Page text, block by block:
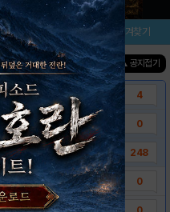
설치/평가 즐겨찾기
진행중인 이벤트 0 건 ▲ 공지접기
게시.. 4
티를.. 0
내.. 248
0